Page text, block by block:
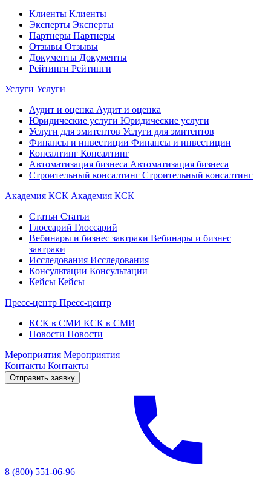
Клиенты Клиенты
Эксперты Эксперты
Партнеры Партнеры
Отзывы Отзывы
Документы Документы
Рейтинги Рейтинги
Услуги Услуги
Аудит и оценка Аудит и оценка
Юридические услуги Юридические услуги
Услуги для эмитентов Услуги для эмитентов
Финансы и инвестиции Финансы и инвестиции
Консалтинг Консалтинг
Автоматизация бизнеса Автоматизация бизнеса
Строительный консалтинг Строительный консалтинг
Академия КСК Академия КСК
Статьи Статьи
Глоссарий Глоссарий
Вебинары и бизнес завтраки Вебинары и бизнес
завтраки
Исследования Исследования
Консультации Консультации
Кейсы Кейсы
Пресс-центр Пресс-центр
КСК в СМИ КСК в СМИ
Новости Новости
Мероприятия Мероприятия
Контакты Контакты
Отправить заявку
8 (800) 551-06-96